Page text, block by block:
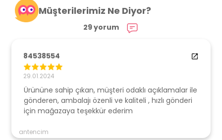
Müşterilerimiz Ne Diyor?
29 yorum
84538554
29.01.2024
Ürününe sahip çıkan, müşteri odaklı açıklamalar ile
gönderen, ambalajı özenli ve kaliteli , hızlı gönderi
için mağazaya teşekkür ederim
antencim